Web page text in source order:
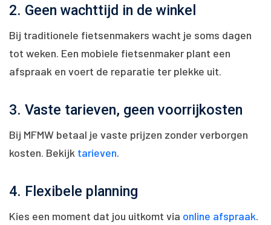
2. Geen wachttijd in de winkel
Bij traditionele fietsenmakers wacht je soms dagen
tot weken. Een mobiele fietsenmaker plant een
afspraak en voert de reparatie ter plekke uit.
3. Vaste tarieven, geen voorrijkosten
Bij MFMW betaal je vaste prijzen zonder verborgen
kosten. Bekijk tarieven.
4. Flexibele planning
Kies een moment dat jou uitkomt via online afspraak.